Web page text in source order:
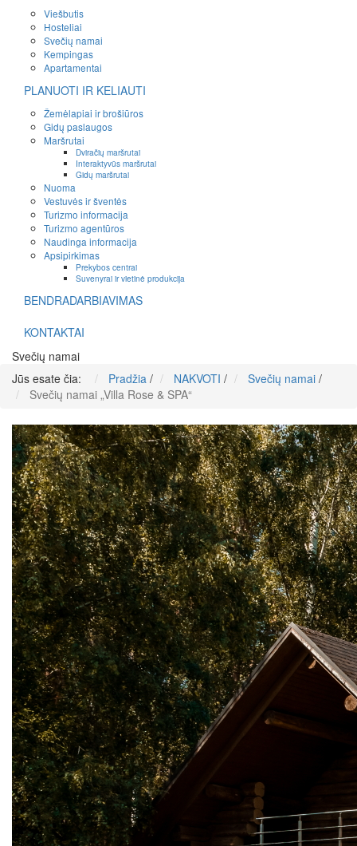
Viešbutis
Hosteliai
Svečių namai
Kempingas
Apartamentai
PLANUOTI IR KELIAUTI
Žemėlapiai ir brošiūros
Gidų paslaugos
Maršrutai
Dviračių maršrutai
Interaktyvūs maršrutai
Gidų maršrutai
Nuoma
Vestuvės ir šventės
Turizmo informacija
Turizmo agentūros
Naudinga informacija
Apsipirkimas
Prekybos centrai
Suvenyrai ir vietinė produkcija
BENDRADARBIAVIMAS
KONTAKTAI
Svečių namai
Jūs esate čia:
Pradžia / NAKVOTI / Svečių namai /
Svečių namai „Villa Rose & SPA“